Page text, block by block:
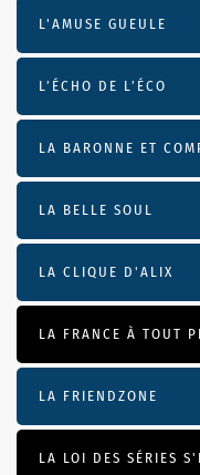
L'AMUSE GUEULE
L’ÉCHO DE L’ÉCO
LA BARONNE ET
LA BELLE SOUL
LA CLIQUE D'ALIX
LA FRANCE À TOUT
LA FRIENDZONE
LA LOI DES SÉRIES